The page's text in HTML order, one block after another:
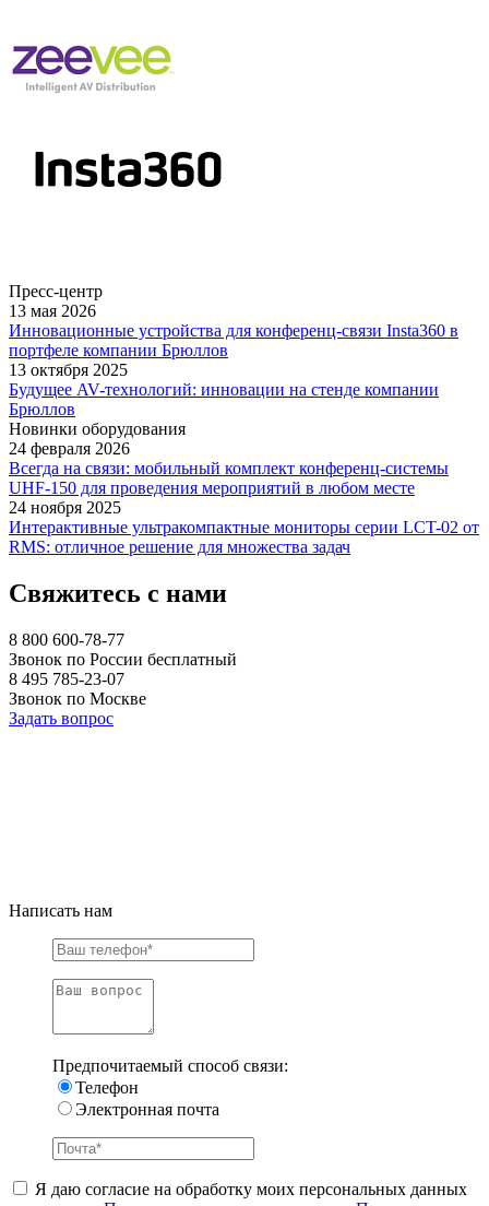
Пресс-центр
13 мая 2026
Инновационные устройства для конференц-связи Insta360 в
портфеле компании Брюллов
13 октября 2025
Будущее AV-технологий: инновации на стенде компании
Брюллов
Новинки оборудования
24 февраля 2026
Всегда на связи: мобильный комплект конференц-системы
UHF-150 для проведения мероприятий в любом месте
24 ноября 2025
Интерактивные ультракомпактные мониторы серии LCT-02 от
RMS: отличное решение для множества задач
Свяжитесь с нами
8 800 600-78-77
Звонок по России бесплатный
8 495 785-23-07
Звонок по Москве
Задать вопрос
Написать нам
Предпочитаемый способ связи:
Телефон
Электронная почта
Я даю согласие на обработку моих персональных данных